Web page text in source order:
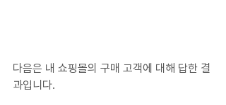
다음은 내 쇼핑몰의 구매 고객에 대해 답한 결
과입니다.